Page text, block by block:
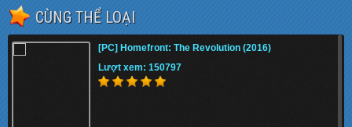
CÙNG THỂ LOẠI
[PC] Homefront: The Revolution (2016)
Lượt xem: 150797